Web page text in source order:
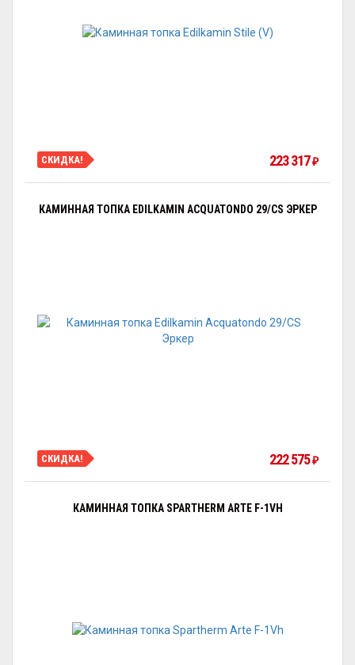
СКИДКА! 223 317₽
КАМИННАЯ ТОПКА EDILKAMIN ACQUATONDO 29/CS ЭРКЕР
СКИДКА! 222 575₽
КАМИННАЯ ТОПКА SPARTHERM ARTE F-1VH